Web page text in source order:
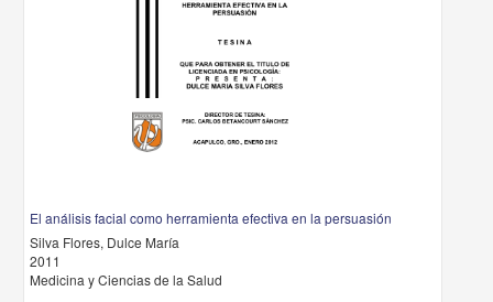
El análisis facial como herramienta efectiva en la persuasión
Silva Flores, Dulce María
2011
Medicina y Ciencias de la Salud